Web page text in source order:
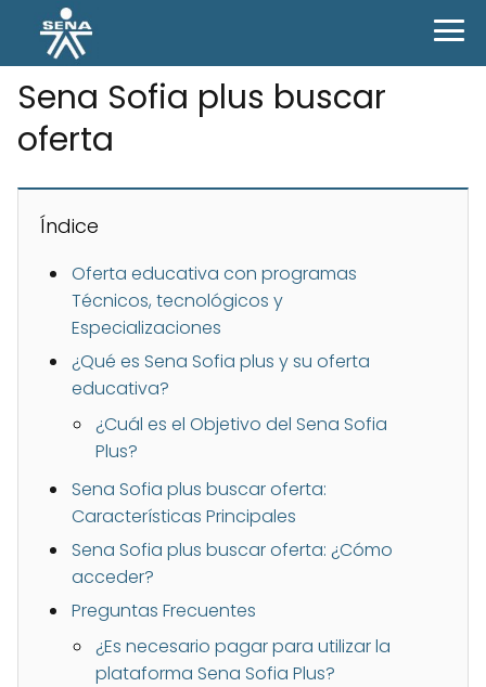
Sena Sofia plus buscar
oferta
Índice
Oferta educativa con programas
Técnicos, tecnológicos y
Especializaciones
¿Qué es Sena Sofia plus y su oferta
educativa?
¿Cuál es el Objetivo del Sena Sofia
Plus?
Sena Sofia plus buscar oferta:
Características Principales
Sena Sofia plus buscar oferta: ¿Cómo
acceder?
Preguntas Frecuentes
¿Es necesario pagar para utilizar la
plataforma Sena Sofia Plus?